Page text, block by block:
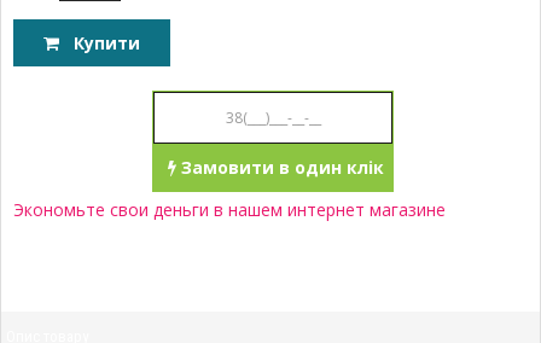
Купити
Замовити в один клік
Экономьте свои деньги в нашем интернет магазине